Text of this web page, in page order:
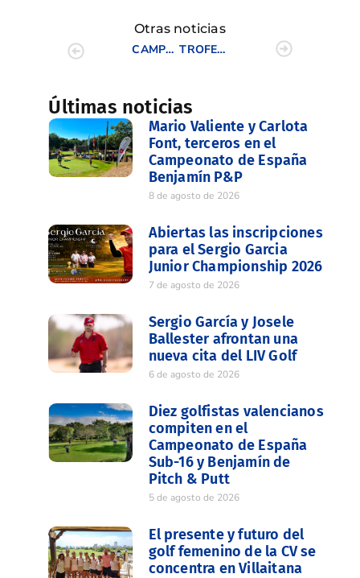
Otras noticias
CAMPEONATO GREENSOME SENIOR
TROFEO CLUBES Y CAMPOS DE LA C.V.
Últimas noticias
Mario Valiente y Carlota
Font, terceros en el
Campeonato de España
Benjamín P&P
8 de agosto de 2026
Abiertas las inscripciones
para el Sergio Garcia
Junior Championship 2026
7 de agosto de 2026
Sergio García y Josele
Ballester afrontan una
nueva cita del LIV Golf
6 de agosto de 2026
Diez golfistas valencianos
compiten en el
Campeonato de España
Sub-16 y Benjamín de
Pitch & Putt
5 de agosto de 2026
El presente y futuro del
golf femenino de la CV se
concentra en Villaitana